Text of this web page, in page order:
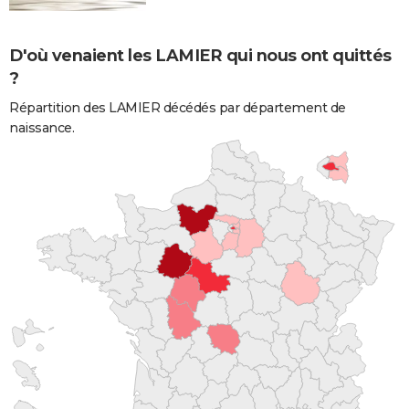
D'où venaient les LAMIER qui nous ont quittés
?
Répartition des LAMIER décédés par département de
naissance.